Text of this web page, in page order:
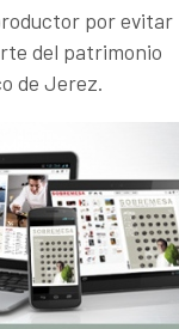
por evitar
del patrimonio
de Jerez.